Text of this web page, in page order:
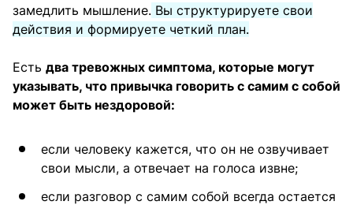
замедлить мышление. Вы структурируете свои
действия и формируете четкий план.
Есть два тревожных симптома, которые могут
указывать, что привычка говорить с самим с собой
может быть нездоровой:
если человеку кажется, что он не озвучивает
свои мысли, а отвечает на голоса извне;
если разговор с самим собой всегда остается